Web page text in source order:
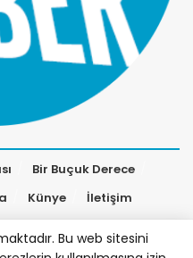
Bir Buçuk Derece
Künye İletişim
Bu web sitesini